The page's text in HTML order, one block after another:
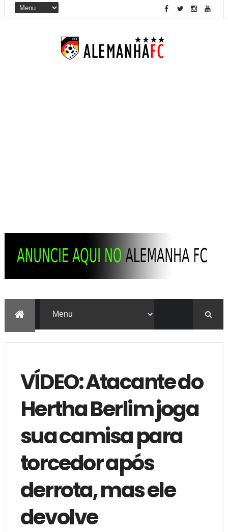
VÍDEO: Atacante do
Hertha Berlim joga
sua camisa para
torcedor após
derrota, mas ele
devolve